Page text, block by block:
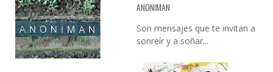
ANONIMAN
Son mensajes que te invitan a
sonreír y a soñar...